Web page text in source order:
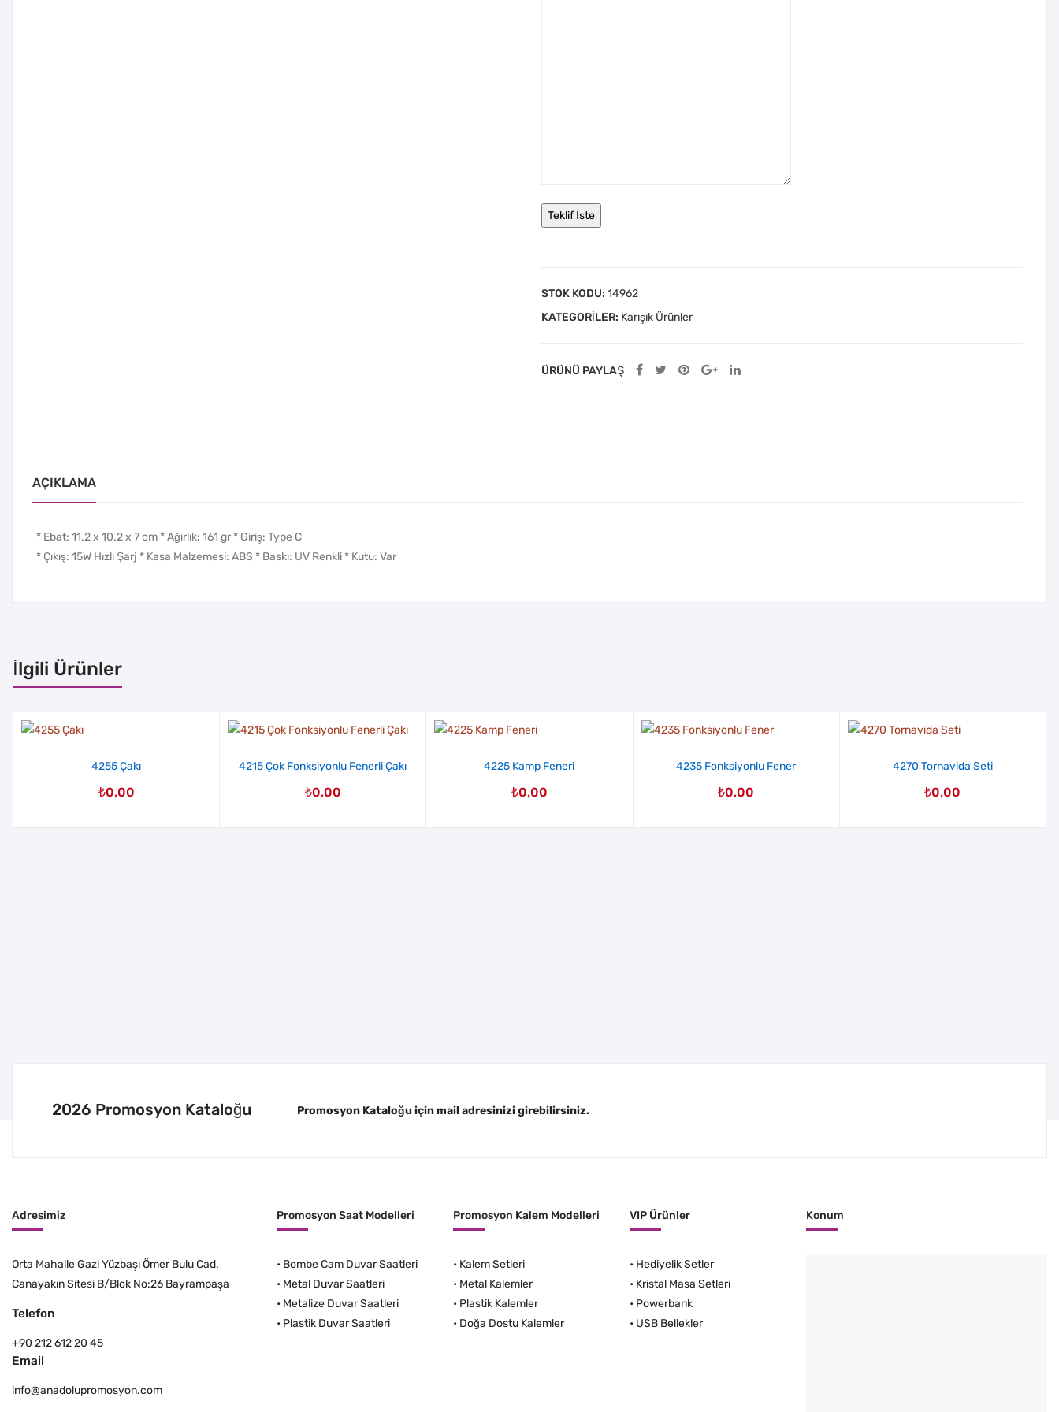
STOK KODU: 14962
KATEGORILER: Karışık Ürünler
ÜRÜNÜ PAYLAŞ
AÇIKLAMA
* Ebat: 11.2 x 10.2 x 7 cm * Ağırlık: 161 gr * Giriş: Type C
* Çıkış: 15W Hızlı Şarj * Kasa Malzemesi: ABS * Baskı: UV Renkli * Kutu: Var
İlgili Ürünler
4255 Çakı
₺0,00
4215 Çok Fonksiyonlu Fenerli Çakı
₺0,00
4225 Kamp Feneri
₺0,00
4235 Fonksiyonlu Fener
₺0,00
4270 Tornavida Seti
₺0,00
2026 Promosyon Kataloğu Promosyon Kataloğu için mail adresinizi girebilirsiniz.
Adresimiz
Orta Mahalle Gazi Yüzbaşı Ömer Bulu Cad.
Canayakın Sitesi B/Blok No:26 Bayrampaşa
Telefon
+90 212 612 20 45
Email
info@anadolupromosyon.com
Promosyon Saat Modelleri
• Bombe Cam Duvar Saatleri
• Metal Duvar Saatleri
• Metalize Duvar Saatleri
• Plastik Duvar Saatleri
Promosyon Kalem Modelleri
• Kalem Setleri
• Metal Kalemler
• Plastik Kalemler
• Doğa Dostu Kalemler
VIP Ürünler
• Hediyelik Setler
• Kristal Masa Setleri
• Powerbank
• USB Bellekler
Konum